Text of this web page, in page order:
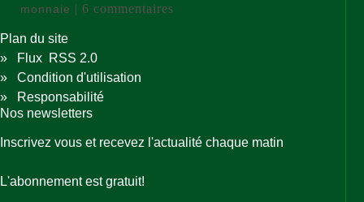
monnaie | 6 commentaires
Plan du site
»
Flux RSS 2.0
» Condition d'utilisation
»
Responsabilité
Nos newsletters
Inscrivez vous et recevez l'actualité chaque matin
L'abonnement est gratuit!